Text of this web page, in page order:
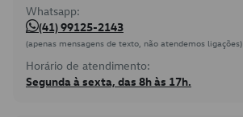
Whatsapp:
(41) 99125-2143
(apenas mensagens de texto, não atendemos ligações)
Horário de atendimento:
Segunda à sexta, das 8h às 17h.